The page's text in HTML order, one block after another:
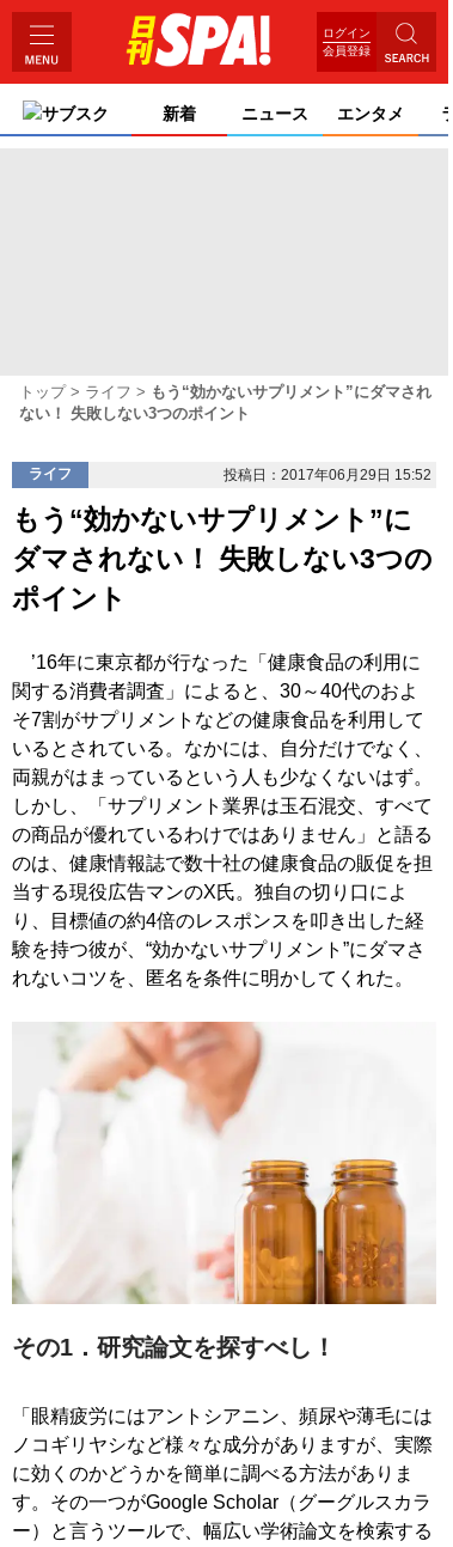
ログイン
会員登録
サブスク 新着 ニュース エンタメ
トップ ライフ
もう“効かないサプリメント”にダマされ
ない！ 失敗しない3つのポイント
ライフ 投稿日：2017年06月29日 15:52
もう“効かないサプリメント”に
ダマされない！ 失敗しない3つの
ポイント
’16年に東京都が行なった「健康食品の利用に
関する消費者調査」によると、30～40代のおよ
そ7割がサプリメントなどの健康食品を利用して
いるとされている。なかには、自分だけでなく、
両親がはまっているという人も少なくないはず。
しかし、「サプリメント業界は玉石混交、すべて
の商品が優れているわけではありません」と語る
のは、健康情報誌で数十社の健康食品の販促を担
当する現役広告マンのX氏。独自の切り口によ
り、目標値の約4倍のレスポンスを叩き出した経
験を持つ彼が、“効かないサプリメント”にダマさ
れないコツを、匿名を条件に明かしてくれた。
その1．研究論文を探すべし！
「眼精疲労にはアントシアニン、頻尿や薄毛には
ノコギリヤシなど様々な成分がありますが、実際
に効くのかどうかを簡単に調べる方法がありま
す。その一つがGoogle Scholar（グーグルスカラ
ー）と言うツールで、幅広い学術論文を検索する